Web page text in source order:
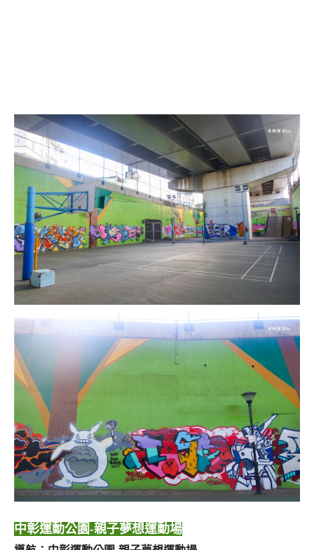
中彰運動公園-親子夢想運動場